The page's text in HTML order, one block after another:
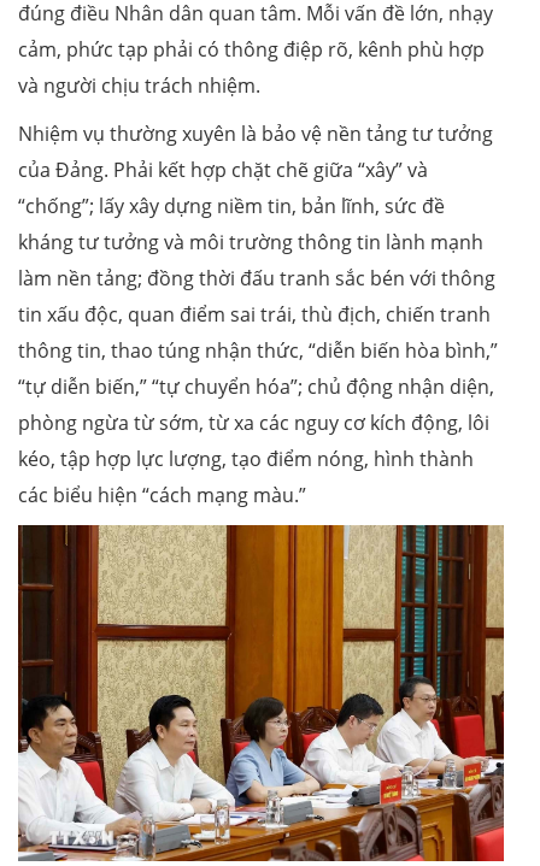
đúng điều Nhân dân quan tâm. Mỗi vấn đề lớn, nhạy
cảm, phức tạp phải có thông điệp rõ, kênh phù hợp
và người chịu trách nhiệm.
Nhiệm vụ thường xuyên là bảo vệ nền tảng tư tưởng
của Đảng. Phải kết hợp chặt chẽ giữa “xây” và
“chống”; lấy xây dựng niềm tin, bản lĩnh, sức đề
kháng tư tưởng và môi trường thông tin lành mạnh
làm nền tảng; đồng thời đấu tranh sắc bén với thông
tin xấu độc, quan điểm sai trái, thù địch, chiến tranh
thông tin, thao túng nhận thức, “diễn biến hòa bình,”
“tự diễn biến,” “tự chuyển hóa”; chủ động nhận diện,
phòng ngừa từ sớm, từ xa các nguy cơ kích động, lôi
kéo, tập hợp lực lượng, tạo điểm nóng, hình thành
các biểu hiện “cách mạng màu.”